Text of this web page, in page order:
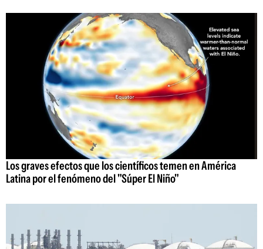
Los graves efectos que los científicos temen en América
Latina por el fenómeno del "Súper El Niño"